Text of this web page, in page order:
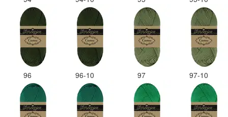
96 96-10 97 97-10